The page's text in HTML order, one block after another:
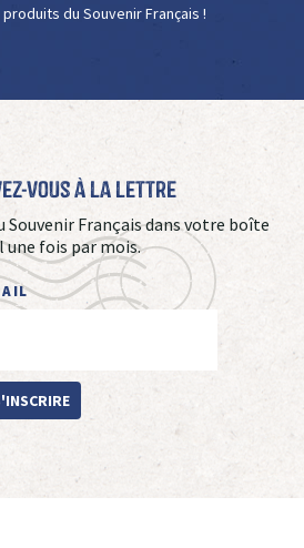
du Souvenir Français !
vous à La Lettre
Souvenir Français dans votre boîte
une fois par mois.